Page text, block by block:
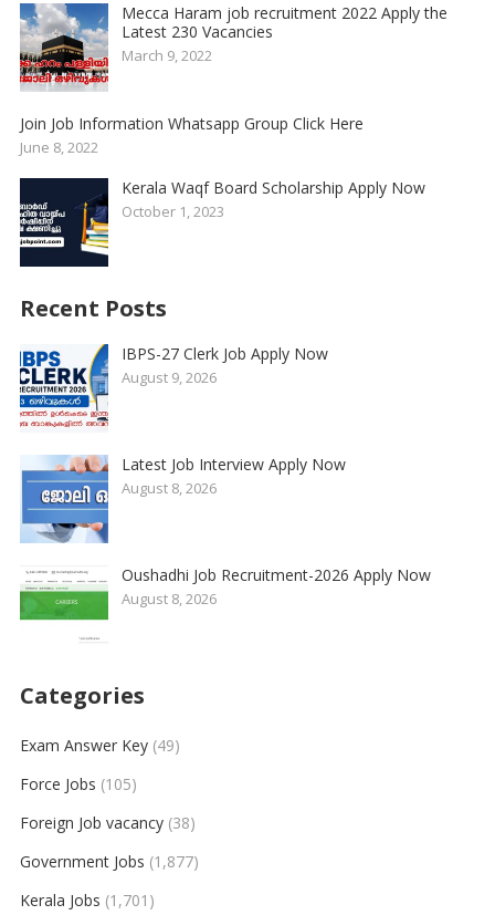
Mecca Haram job recruitment 2022 Apply the
Latest 230 Vacancies
March 9, 2022
Join Job Information Whatsapp Group Click Here
June 8, 2022
Kerala Waqf Board Scholarship Apply Now
October 1, 2023
Recent Posts
IBPS-27 Clerk Job Apply Now
August 9, 2026
Latest Job Interview Apply Now
August 8, 2026
Oushadhi Job Recruitment-2026 Apply Now
August 8, 2026
Categories
Exam Answer Key(49)
Force Jobs (105)
Foreign Job vacancy(38)
Government Jobs (1,877)
Kerala Jobs (1,701)